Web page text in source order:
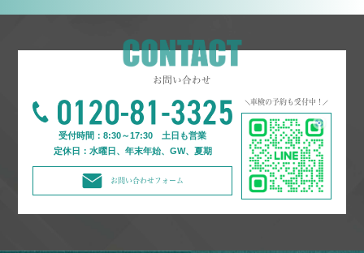
お問い合わせ
受付時間：8:30～17:30 土日も営業
​​​​​​​定休日：水曜日、年末年始、GW、夏期
お問い合わせフォーム
車検の予約も受付中！